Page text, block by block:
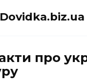
Dovidka.biz.ua
про